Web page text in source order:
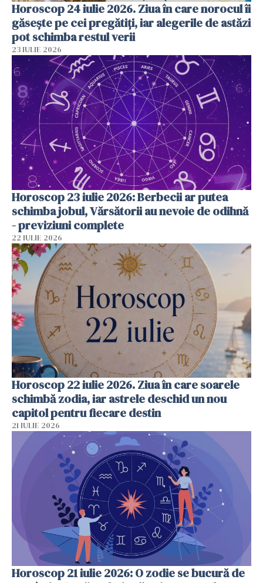
Horoscop 24 iulie 2026. Ziua în care norocul îi
găsește pe cei pregătiți, iar alegerile de astăzi
pot schimba restul verii
23 IULIE 2026
Horoscop 23 iulie 2026: Berbecii ar putea
schimba jobul, Vărsătorii au nevoie de odihnă
- previziuni complete
22 IULIE 2026
Horoscop 22 iulie 2026. Ziua în care soarele
schimbă zodia, iar astrele deschid un nou
capitol pentru fiecare destin
21 IULIE 2026
Horoscop 21 iulie 2026: O zodie se bucură de